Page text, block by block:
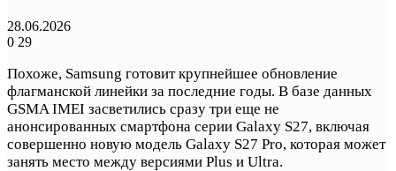
28.06.2026
0 29
Похоже, Samsung готовит крупнейшее обновление
флагманской линейки за последние годы. В базе данных
GSMA IMEI засветились сразу три еще не
анонсированных смартфона серии Galaxy S27, включая
совершенно новую модель Galaxy S27 Pro, которая может
занять место между версиями Plus и Ultra.